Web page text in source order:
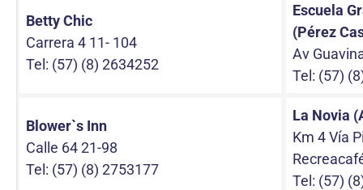
Betty Chic
Carrera 4 11- 104
Tel: (57) (8) 2634252
Escuela
(Pérez
Av
Tel: (57)
Blower`s Inn
Calle 64 21-98
Tel: (57) (8) 2753177
La Novia
Km 4 Vía
Tel: (57)